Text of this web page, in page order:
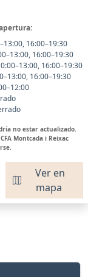
16:00–19:30
16:00–19:30
16:00–19:30
16:00–19:30
no estar actualizado.
Montcada i Reixac
Ver en
mapa